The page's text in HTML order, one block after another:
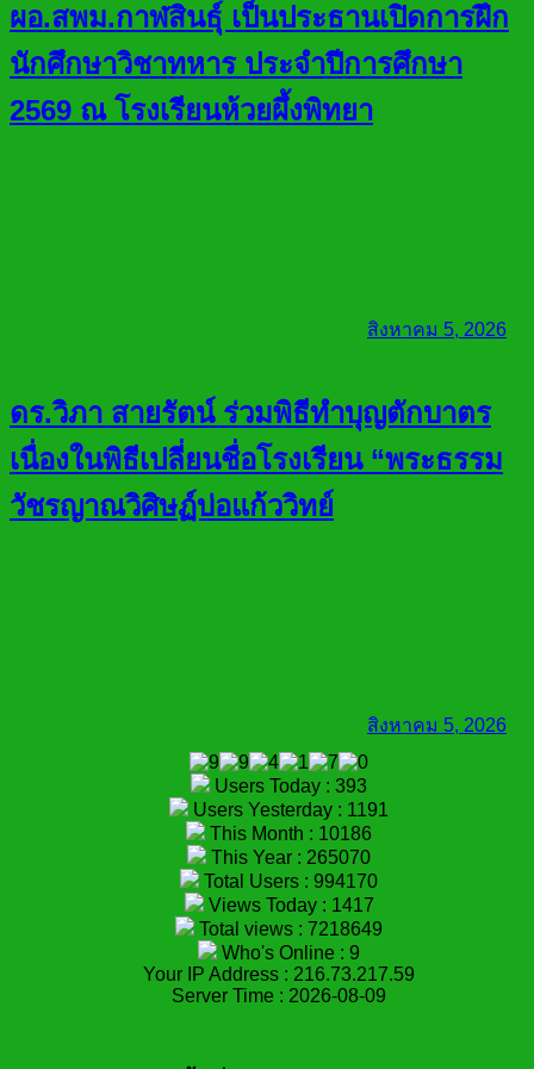
ผอ.สพม.กาฬสินธุ์ เป็นประธานเปิดการฝึก
นักศึกษาวิชาทหาร ประจำปีการศึกษา
2569 ณ โรงเรียนห้วยผึ้งพิทยา
สิงหาคม 5, 2026
ดร.วิภา สายรัตน์ ร่วมพิธีทำบุญตักบาตร
เนื่องในพิธีเปลี่ยนชื่อโรงเรียน “พระธรรม
วัชรญาณวิศิษฏ์บ่อแก้ววิทย์
สิงหาคม 5, 2026
Users Today : 393
Users Yesterday : 1191
This Month : 10186
This Year : 265070
Total Users : 994170
Views Today : 1417
Total views : 7218649
Who's Online : 9
Your IP Address : 216.73.217.59
Server Time : 2026-08-09